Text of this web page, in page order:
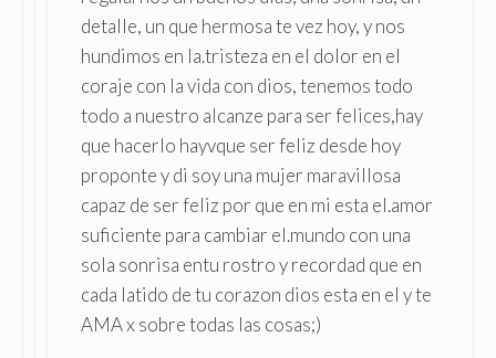
detalle, un que hermosa te vez hoy, y nos
hundimos en la.tristeza en el dolor en el
coraje con la vida con dios, tenemos todo
todo a nuestro alcanze para ser felices,hay
que hacerlo hayvque ser feliz desde hoy
proponte y di soy una mujer maravillosa
capaz de ser feliz por que en mi esta el.amor
suficiente para cambiar el.mundo con una
sola sonrisa entu rostro y recordad que en
cada latido de tu corazon dios esta en el y te
AMA x sobre todas las cosas;)